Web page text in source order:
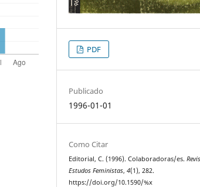
PDF
Publicado
1996-01-01
Como Citar
Editorial, C. (1996). Colaboradoras/es.
Estudos Feministas,4(1), 282.
https://doi.org/10.1590/%x